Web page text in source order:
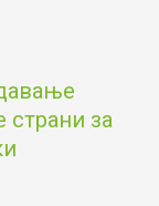
страни за